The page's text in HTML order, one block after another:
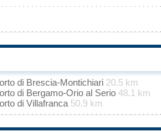
di Brescia-Montichiari 20.5 km
di Bergamo-Orio al Serio 48.1 km
di Villafranca 50.9 km